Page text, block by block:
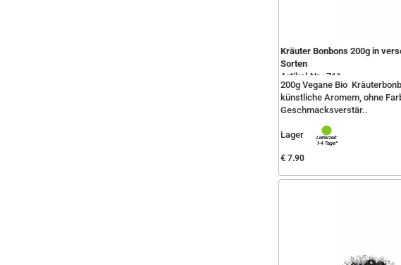
Kräuter Bonbons 200g in
Sorten
Artikel-Nr.: 711
200g Vegane Bio
künstliche Aromem, ohne
Geschmacksverstär..
Lager
€ 7.90